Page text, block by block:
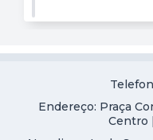
Endereço: Praça
Centro